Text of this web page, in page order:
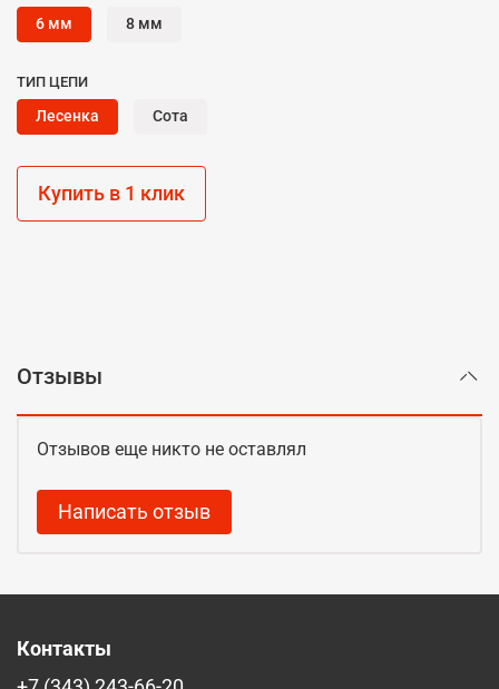
Купить в 1 клик
6 мм 8 мм
ТИП ЦЕПИ
Лесенка Сота
Отзывы
Отзывов еще никто не оставлял
Написать отзыв
Контакты